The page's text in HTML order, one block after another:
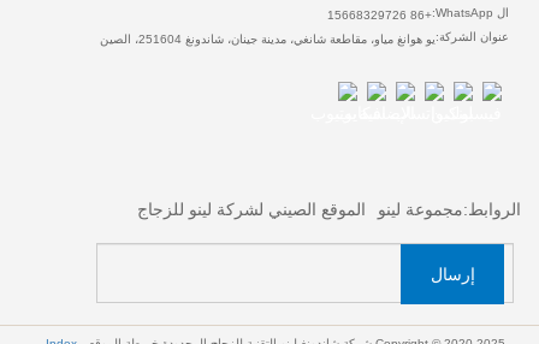
ال WhatsApp:
+86 15668329726
عنوان الشركة:يو هوانغ مياو، مقاطعة شانغي، مدينة جينان، شاندونغ 251604، الصين
الروابط:مجموعة لينو الموقع الصيني لشركة لينو للزجاج
إرسال